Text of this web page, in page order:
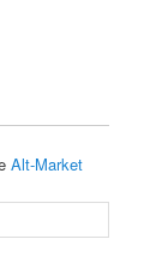
Alt-Market